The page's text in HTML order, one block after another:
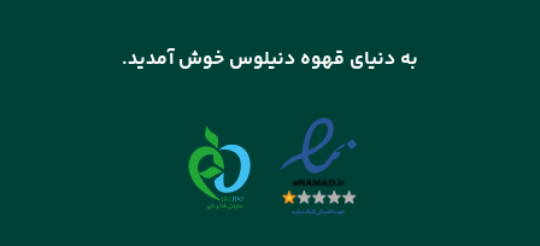
به دنیای قهوه دنیلوس خوش آمدید.